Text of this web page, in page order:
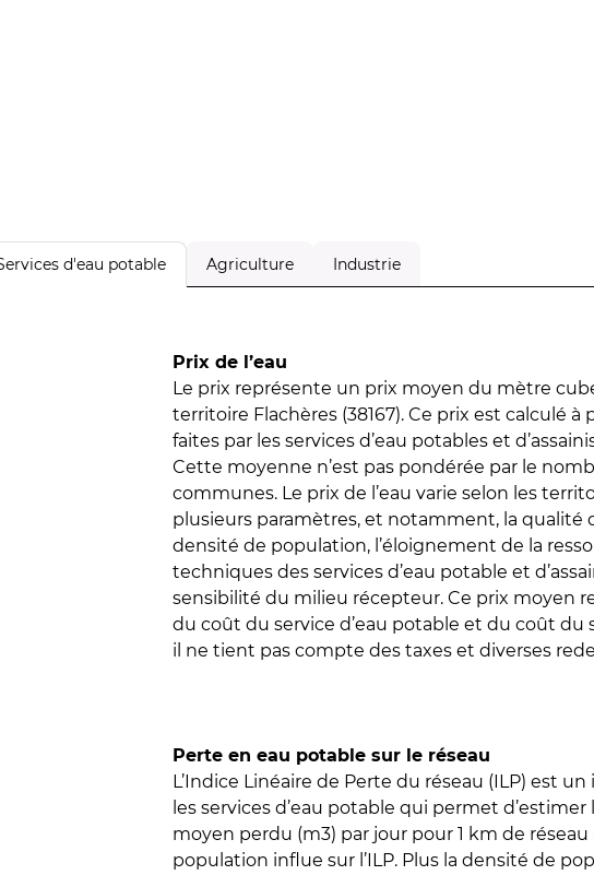
d'eau potable Agriculture Industrie
Prix de l’eau
Le prix représente un prix moyen du mètre
territoire Flachères (38167). Ce prix est calculé à
faites par les services d’eau potables et
Cette moyenne n’est pas pondérée par le
communes. Le prix de l’eau varie selon les
plusieurs paramètres, et notamment, la qualité
densité de population, l’éloignement de la
techniques des services d’eau potable et
sensibilité du milieu récepteur. Ce prix moyen
du coût du service d’eau potable et du coût du
il ne tient pas compte des taxes et diverses
Perte en eau potable sur le réseau
L’Indice Linéaire de Perte du réseau (ILP) est
les services d’eau potable qui permet d’estimer
moyen perdu (m3) par jour pour 1 km de
population influe sur l’ILP. Plus la densité de